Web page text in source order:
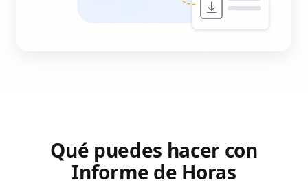
Qué puedes hacer con
Informe de Horas